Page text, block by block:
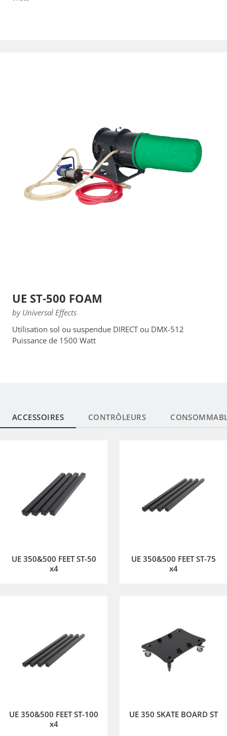
UE ST-500 FOAM
by Universal Effects
Utilisation sol ou suspendue DIRECT ou DMX-512
Puissance de 1500 Watt
ACCESSOIRES CONTRÔLEURS
UE 350&500 FEET ST-50
x4
UE 350&500 FEET ST-75
x4
UE 350&500 FEET ST-100
x4
UE 350 SKATE BOARD ST